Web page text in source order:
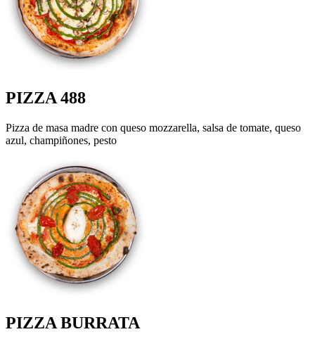
PIZZA 488
Pizza de masa madre con queso mozzarella, salsa de tomate, queso
azul, champiñones, pesto
PIZZA BURRATA